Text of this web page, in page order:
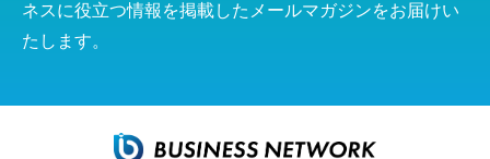
ネスに役立つ情報を掲載したメールマガジンをお届けい
たします。